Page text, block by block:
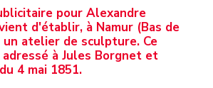
pour Alexandre
d'établir, à Namur (Bas de
un atelier de sculpture. Ce
à Jules Borgnet et
4 mai 1851.